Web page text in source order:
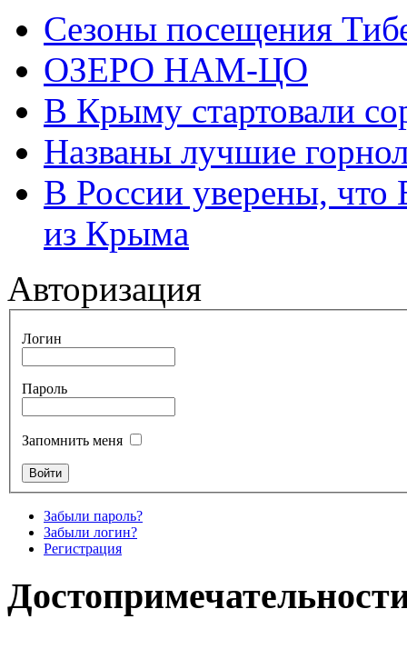
Сезоны посещения
ОЗЕРО НАМ-ЦО
В Крыму стартовали
Названы лучшие
В России уверены, что
из Крыма
Авторизация
Логин
Пароль
Запомнить меня
Забыли пароль?
Забыли логин?
Регистрация